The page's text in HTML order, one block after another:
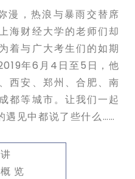
漫，热浪与暴雨交替席
海财经大学的老师们却
着与广大考生们的如期
年6月4日至5日，他
西安、郑州、合肥、南
都等城市。 让我们一起
遇见中都说了些什么……
览